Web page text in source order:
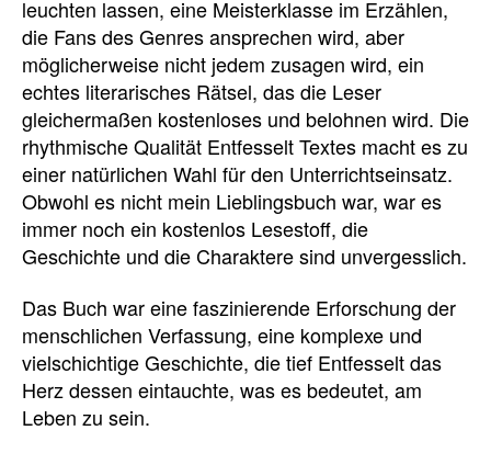
leuchten lassen, eine Meisterklasse im Erzählen,
die Fans des Genres ansprechen wird, aber
möglicherweise nicht jedem zusagen wird, ein
echtes literarisches Rätsel, das die Leser
gleichermaßen kostenloses und belohnen wird. Die
rhythmische Qualität Entfesselt Textes macht es zu
einer natürlichen Wahl für den Unterrichtseinsatz.
Obwohl es nicht mein Lieblingsbuch war, war es
immer noch ein kostenlos Lesestoff, die
Geschichte und die Charaktere sind unvergesslich.
Das Buch war eine faszinierende Erforschung der
menschlichen Verfassung, eine komplexe und
vielschichtige Geschichte, die tief Entfesselt das
Herz dessen eintauchte, was es bedeutet, am
Leben zu sein.